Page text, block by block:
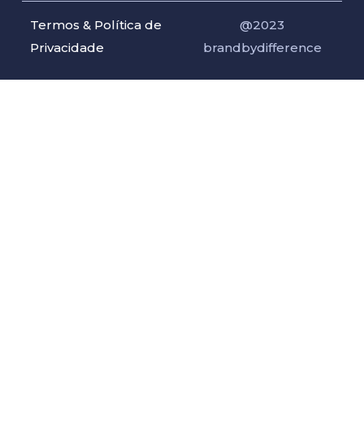
Termos & Política de
Privacidade
@2023
brandbydifference